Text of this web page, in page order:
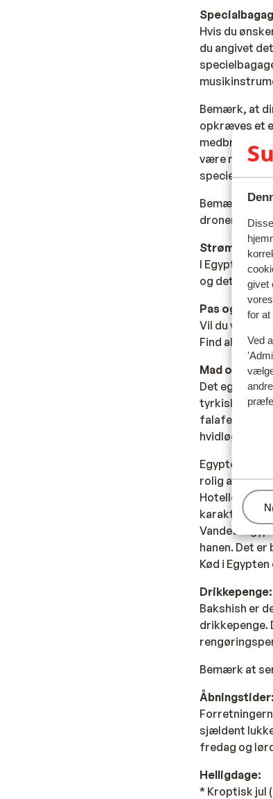
givet
for at
Ved
Hvis du
du angivet
Bemærk, at
opkræves et
medbringes i
være
Bemærk
dronen
Strøm:
I Egypten
og det kan
Pas og visum:
Vil du vide
Find alt det
Mad og
Det
tyrkiske og
falafel, en
Egypterne
rolig aften
Hotellets/
karakter.
Vandet i
hanen. Det
Kød i Egypten
Drikkepenge:
Bakshish er
drikkepenge.
Bemærk at
Åbningstider:
sjældent
fredag og
Helligdage:
* Kroptisk jul